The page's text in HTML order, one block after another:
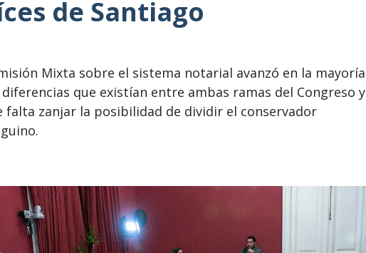
de Santiago
Mixta sobre el sistema notarial avanzó en la mayoría
diferencias que existían entre ambas ramas del Congreso y
falta zanjar la posibilidad de dividir el conservador